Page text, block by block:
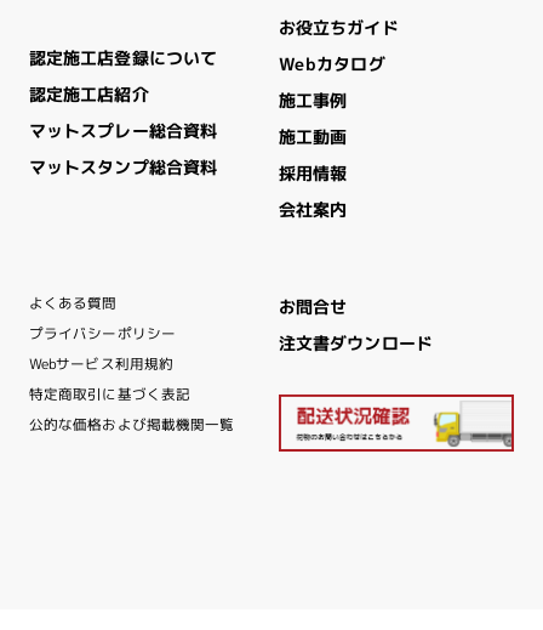
認定施工店登録について
認定施工店紹介
マットスプレー総合資料
マットスタンプ総合資料
お役立ちガイド
Webカタログ
施工事例
施工動画
採用情報
会社案内
よくある質問
プライバシーポリシー
Webサービス利用規約
特定商取引に基づく表記
公的な価格および掲載機関一覧
お問合せ
注文書ダウンロード